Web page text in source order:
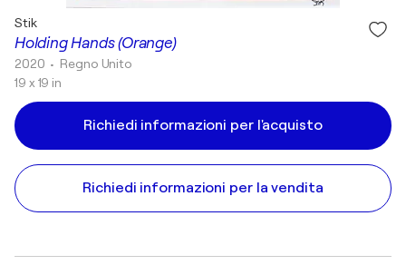
Holding Hands (Orange)
Stik
2020 • Regno Unito
19 x 19 in
Richiedi informazioni per l'acquisto
Richiedi informazioni per la vendita